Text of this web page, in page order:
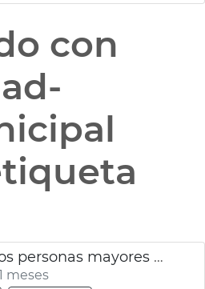
con
Datos estadísticos personas mayores València
meses